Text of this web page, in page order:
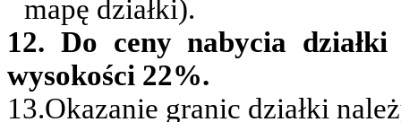
mapę działki).
12. Do ceny nabycia
wysokości 22%.
13.Okazanie granic działki